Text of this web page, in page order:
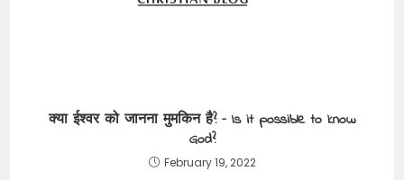
क्या ईश्वर को जानना मुमकिन है? – Is it possible to know
God?
February 19, 2022